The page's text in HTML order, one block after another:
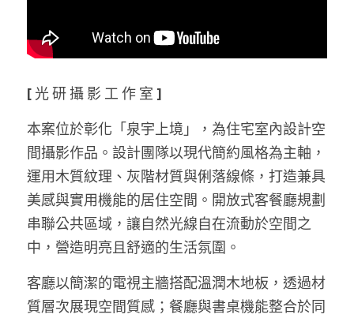
[ 光研攝影 工作室 ]
本案位於彰化「泉宇上境」，為住宅室內設計空
間攝影作品。設計團隊以現代簡約風格為主軸，
運用木質紋理、灰階材質與俐落線條，打造兼具
美感與實用機能的居住空間。開放式客餐廳規劃
串聯公共區域，讓自然光線自在流動於空間之
中，營造明亮且舒適的生活氛圍。
客廳以簡潔的電視主牆搭配溫潤木地板，透過材
質層次展現空間質感；餐廳與書桌機能整合於同